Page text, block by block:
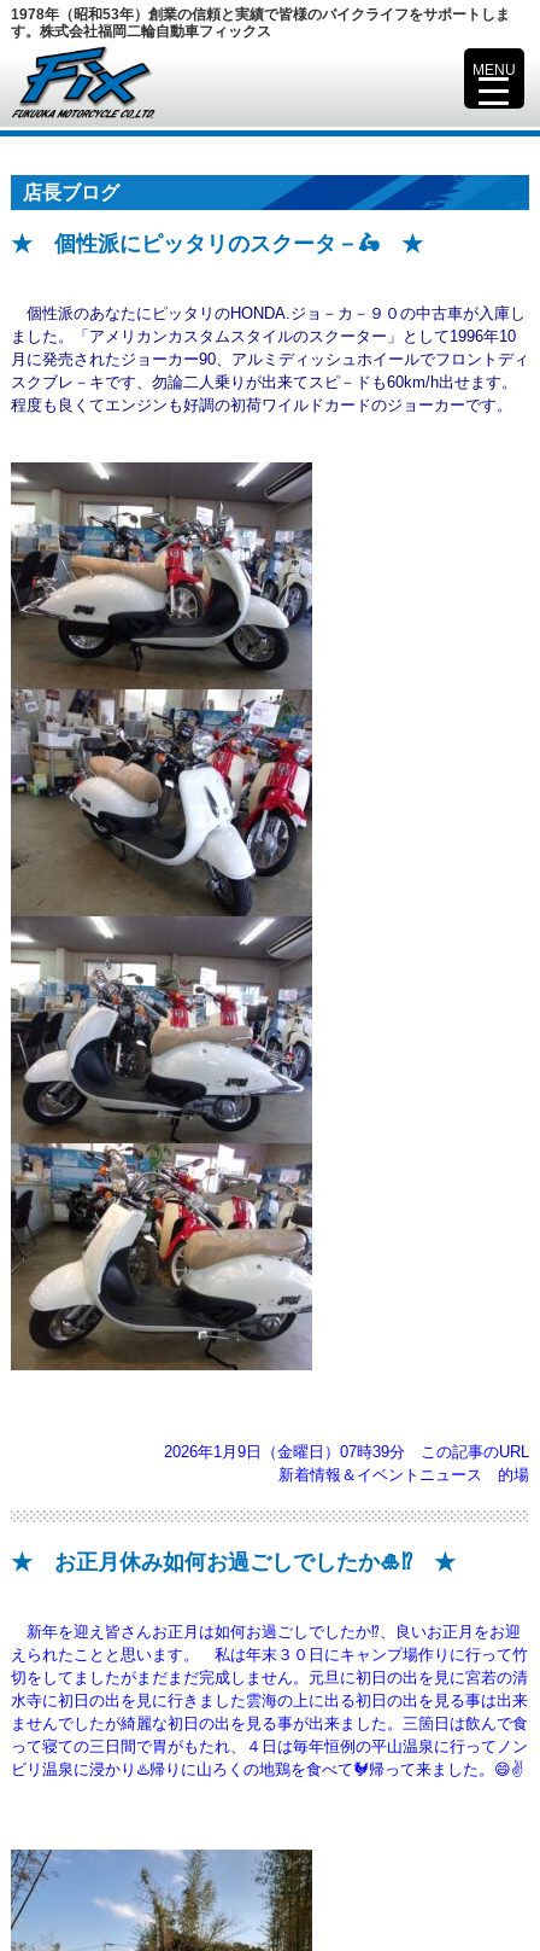
1978年（昭和53年）創業の信頼と実績で皆様のバイクライフをサポートしま
す。株式会社福岡二輪自動車フィックス
店長ブログ
★ 個性派にピッタリのスクータ－🛵 ★
個性派のあなたにピッタリのHONDA.ジョ－カ－９０の中古車が入庫し
ました。
「アメリカンカスタムスタイルのスクーター」として1996年10
月に発売されたジョーカー90、アルミディッシュホイールでフロントディ
スクブレ－キです、勿論二人乗りが出来てスピ－ドも60km/h出せます。
程度も良くてエンジンも好調の初荷ワイルドカードのジョーカーです。
2026年1月9日（金曜日）07時39分
この記事のURL
新着情報＆イベントニュース
的場
★ お正月休み如何お過ごしでしたか🎍⁉️ ★
新年を迎え皆さんお正月は如何お過ごしでしたか⁉️、良いお正月をお迎
えられたことと思います。
私は年末３０日にキャンプ場作りに行って竹
切をしてましたがまだまだ完成しません。元旦に初日の出を見に宮若の清
水寺に初日の出を見に行きました雲海の上に出る初日の出を見る事は出来
ませんでしたが綺麗な初日の出を見る事が出来ました。 三箇日は飲んで食
って寝ての三日間で胃がもたれ、４日は毎年恒例の平山温泉に行ってノン
ビリ温泉に浸かり♨️帰りに山ろくの地鶏を食べて🐓帰って来ました。😄✌️
MENU
▼